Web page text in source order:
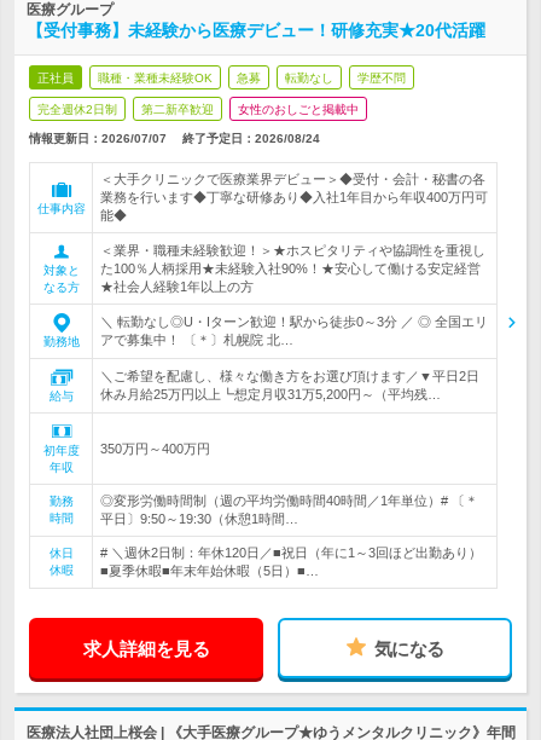
医療グループ
【受付事務】未経験から医療デビュー！研修充実★20代活躍
正社員 職種・業種未経験OK 急募 転勤なし 学歴不問
完全週休2日制 第二新卒歓迎 女性のおしごと掲載中
情報更新日：2026/07/07 終了予定日： 2026/08/24
仕事内容
＜大手クリニックで医療業界デビュー＞◆受付・会計・秘書の各
業務を行います◆丁寧な研修あり◆入社1年目から年収400万円可
能◆
対象と
なる方
＜業界・職種未経験歓迎！＞★ホスピタリティや協調性を重視し
た100％人柄採用★未経験入社90%！★安心して働ける安定経営
★社会人経験1年以上の方
勤務地
＼ 転勤なし◎U・Iターン歓迎！駅から徒歩0～3分 ／ ◎ 全国エリ
アで募集中！ 〔＊〕札幌院 北…
給与
＼ご希望を配慮し、様々な働き方をお選び頂けます／▼平日2日
休み月給25万円以上┗想定月収31万5,200円～（平均残…
初年度
年収
350万円～400万円
勤務
時間
◎変形労働時間制（週の平均労働時間40時間／1年単位）# 〔＊
平日〕9:50～19:30（休憩1時間…
休日
休暇
# ＼週休2日制：年休120日／■祝日（年に1～3回ほど出勤あり）
■夏季休暇■年末年始休暇（5日）■…
求人詳細を見る 気になる
医療法人社団上桜会 | 《大手医療グループ★ゆうメンタルクリニック》年間